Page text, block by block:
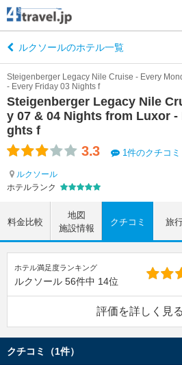
ルクソールのホテル一覧
Steigenberger Legacy Nile
y 07 & 04 Nights from Luxor -
ghts f
Steigenberger Legacy Nile Cruise - Every
- Every Friday 03 Nights f
3.3 1件のクチコミ
ルクソール
ホテルランク
料金比較
地図
施設情報
クチコミ 旅
ホテル満足度ランキング
ルクソール 56件中 14位
評価を詳しく見る
クチコミ（1件）